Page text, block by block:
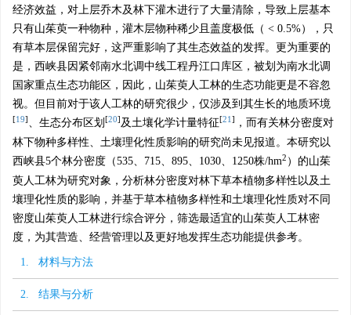
经济效益，对上层乔木及林下灌木进行了大量清除，导致上层基本
只有山茱萸一种物种，灌木层物种稀少且盖度极低（ < 0.5%），只
有草本层保留完好，这严重影响了其生态效益的发挥。更为重要的
是，西峡县因紧邻南水北调中线工程丹江口库区，被划为南水北调
国家重点生态功能区，因此，山茱萸人工林的生态功能更是不容忽
视。但目前对于该人工林的研究很少，仅涉及到其生长的地质环境
[19] 、生态分布区划 [20] 及土壤化学计量特征[21 ]
，而有关林分密度对
林下物种多样性、土壤理化性质影响的研究尚未见报道。本研究以
西峡县5个林分密度（535、715、895、 1030、 1250株/hm2 ）的山茱
萸人工林为研究对象，分析林分密度对林下草本植物多样性以及土
壤理化性质的影响，并基于草本植物多样性和土壤理化性质对不同
密度山茱萸人工林进行综合评分，筛选最适宜的山茱萸人工林密
度，为其营造、经营管理以及更好地发挥生态功能提供参考。
1. 材料与方法
2. 结果与分析